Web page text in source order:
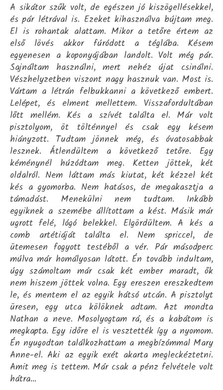
A sikátor szűk volt, de egészen jó kiszögellésekkel,
és pár létrával is. Ezeket kihasználva bújtam meg.
El is rohantak alattam. Mikor a tetőre értem az
első lövés akkor fúródott a téglába. Késem
egyenesen a koponyájában landolt. Volt még pár.
Sajnáltam használni, mert nehéz újat csinálni.
Vészhelyzetben viszont nagy hasznuk van. Most is.
Vártam a létrán felbukkanni a következő embert.
Lelépet, és elment mellettem. Visszafordultában
lőtt mellém. Kés a szívét találta el. Már volt
pisztolyom, öt tölténnyel és csak egy késem
hiányzott. Tudtam jönnek még, és óvatosabbak
lesznek. Átlendültem a következő tetőre. Egy
kéménynél húzódtam meg. Ketten jöttek, két
oldalról. Nem láttam más kiutat, két kézzel két
kés a gyomorba. Nem hatásos, de megakasztja a
támadást. Menekülni nem tudtam. Inkább
egyiknek a szemébe állítottam a kést. Másik már
ugrott felé, lógó belekkel. Elgördültem. A kés a
comb artétiáját találta el. Nem spriccel, de
ütemesen fogyott testéből a vér. Pár másodperc
múlva már homályosan látott. Én tovább indultam,
úgy számoltam már csak két ember maradt, ők
nem hiszem jöttek volna. Egy ereszen ereszkedtem
le, és mentem el az egyik hátsó utcán. A pisztolyt
üresen, egy utca kölöknek adtam. Azt mondta
Nathan a neve. Mosolyogtam rá, és a kabátom is
megkapta. Egy időre el is vesztették így a nyomom.
Én nyugodtan találkozhattam a megbízómmal Mary
Anne-el. Aki az egyik exét akarta megleckéztetni.
Amit meg is tettem. Már csak a pénz felvétele volt
hátra…